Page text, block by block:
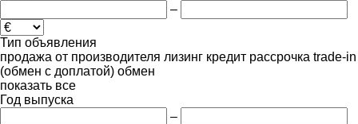
–
Тип объявления
продажа от производителя лизинг кредит рассрочка trade-in
(обмен с доплатой) обмен
показать все
Год выпуска
–